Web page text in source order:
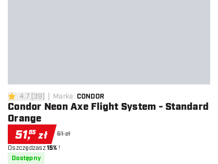
4.7 gwiazdki oceny
4.7 [39] Marka: CONDOR
Condor Neon Axe Flight System - Standard
Orange
51,85 zł 61 zł
Oszczędzasz15% !
Dostępny